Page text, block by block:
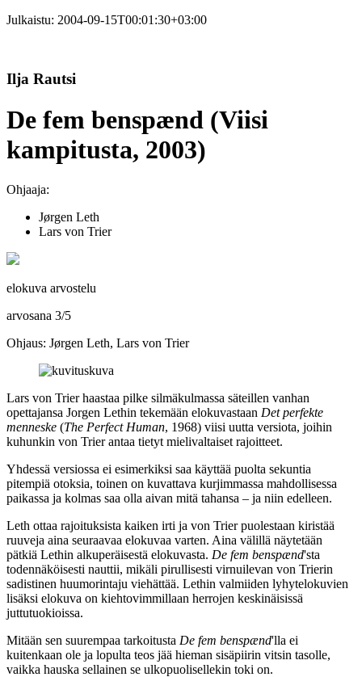
Julkaistu: 2004-09-15T00:01:30+03:00
Ilja Rautsi
De fem benspænd (Viisi
kampitusta, 2003)
Ohjaaja:
Jørgen Leth
Lars von Trier
elokuva arvostelu
arvosana 3/5
Ohjaus: Jørgen Leth, Lars von Trier
Lars von Trierhaastaa pilke silmäkulmassa säteillen vanhan
opettajansa Jorgen Lethin tekemään elokuvastaan Det perfekte
menneske (The Perfect Human, 1968) viisi uutta versiota, joihin
kuhunkin von Trier antaa tietyt mielivaltaiset rajoitteet.
Yhdessä versiossa ei esimerkiksi saa käyttää puolta sekuntia
pitempiä otoksia, toinen on kuvattava kurjimmassa mahdollisessa
paikassa ja kolmas saa olla aivan mitä tahansa – ja niin edelleen.
Leth ottaa rajoituksista kaiken irti ja von Trier puolestaan kiristää
ruuveja aina seuraavaa elokuvaa varten. Aina välillä näytetään
pätkiä Lethin alkuperäisestä elokuvasta. De fem benspænd'sta
todennäköisesti nauttii, mikäli pirullisesti virnuilevan von Trierin
sadistinen huumorintaju viehättää. Lethin valmiiden lyhytelokuvien
lisäksi elokuva on kiehtovimmillaan herrojen keskinäisissä
juttutuokioissa.
Mitään sen suurempaa tarkoitusta De fem benspænd'lla ei
kuitenkaan ole ja lopulta teos jää hieman sisäpiirin vitsin tasolle,
vaikka hauska sellainen se ulkopuolisellekin toki on.